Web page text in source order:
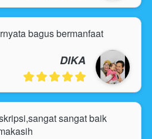
bagus bermanfaat
DIKA
sangat baik